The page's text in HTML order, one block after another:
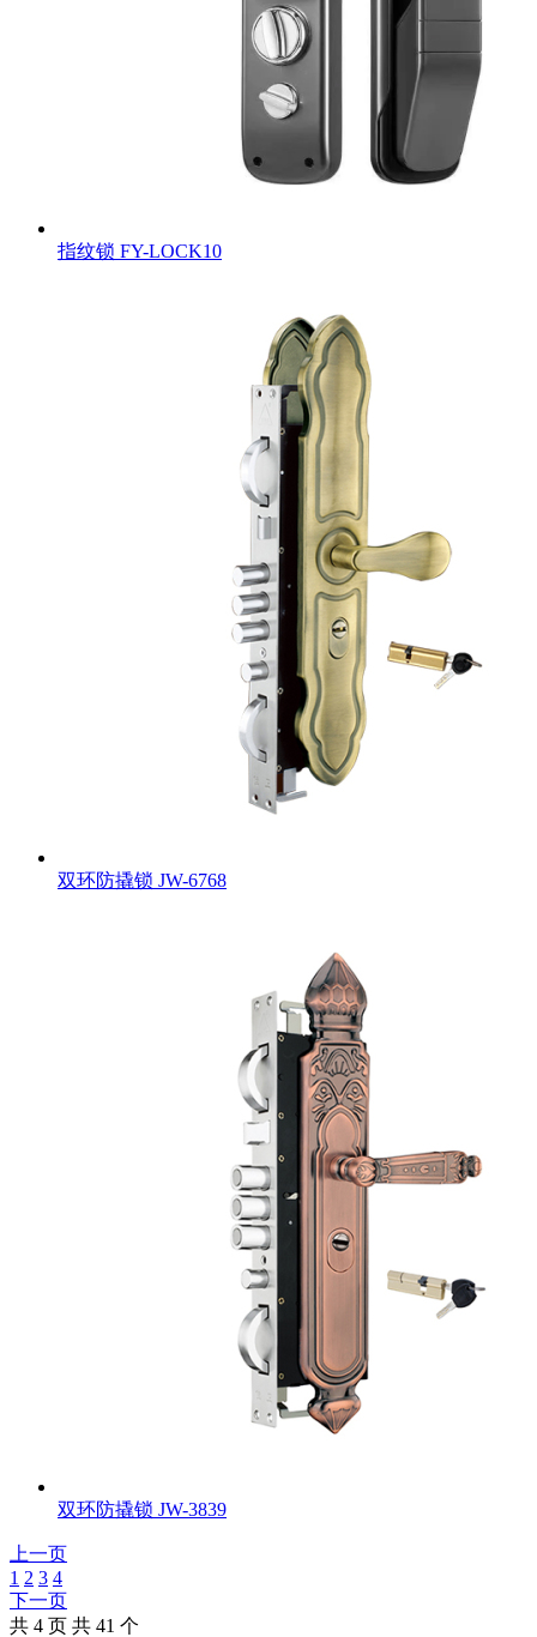
指纹锁 FY-LOCK10
双环防撬锁 JW-6768
双环防撬锁 JW-3839
上一页
1 2 3 4
下一页
共 4 页 共 41 个